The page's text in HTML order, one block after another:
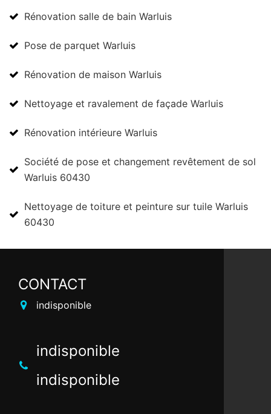
Rénovation salle de bain Warluis
Pose de parquet Warluis
Rénovation de maison Warluis
Nettoyage et ravalement de façade Warluis
Rénovation intérieure Warluis
Société de pose et changement revêtement de sol
Warluis 60430
Nettoyage de toiture et peinture sur tuile Warluis
60430
CONTACT
indisponible
indisponible
indisponible